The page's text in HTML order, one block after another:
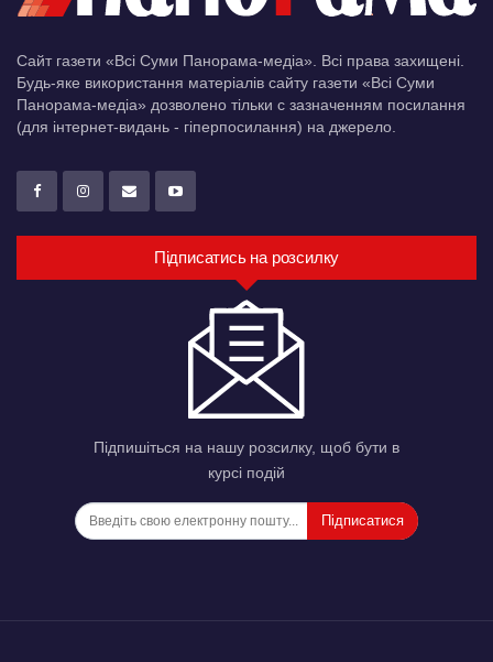
Сайт газети «Всі Суми Панорама-медіа». Всі права захищені.
Будь-яке використання матеріалів сайту газети «Всі Суми
Панорама-медіа» дозволено тільки c зазначенням посилання
(для інтернет-видань - гіперпосилання) на джерело.
Підписатись на розсилку
Підпишіться на нашу розсилку, щоб бути в
курсі подій
Підписатися